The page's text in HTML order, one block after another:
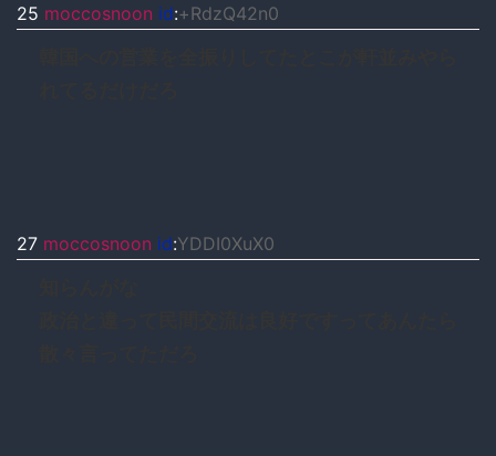
25 moccosnoon id:+RdzQ42n0
27 moccosnoon id:YDDI0XuX0